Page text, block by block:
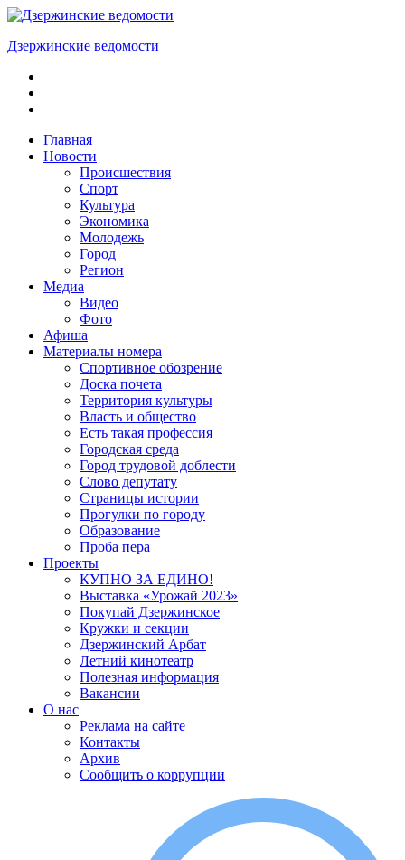
Skip
content
Дзержинские ведомости
ОБЩЕСТВЕННО-
ПОЛИТИЧЕСКАЯ
ГАЗЕТАГлавная
Новости
Происшествия
Спорт
Культура
Экономика
Молодежь
Город
Регион
Медиа
Видео
Фото
Афиша
Материалы номера
Спортивное обозрение
Доска почета
Территория культуры
Власть и общество
Есть такая профессия
Городская среда
Город трудовой доблести
Слово депутату
Страницы истории
Прогулки по городу
Образование
Проба пера
Проекты
КУПНО ЗА ЕДИНО!
Выставка «Урожай 2023»
Покупай Дзержинское
Кружки и секции
Дзержинский Арбат
Летний кинотеатр
Полезная информация
Вакансии
О нас
Реклама на сайте
Контакты
Архив
Сообщить о коррупции